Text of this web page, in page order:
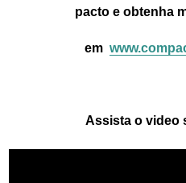
pacto e obtenha
em
Assista o video